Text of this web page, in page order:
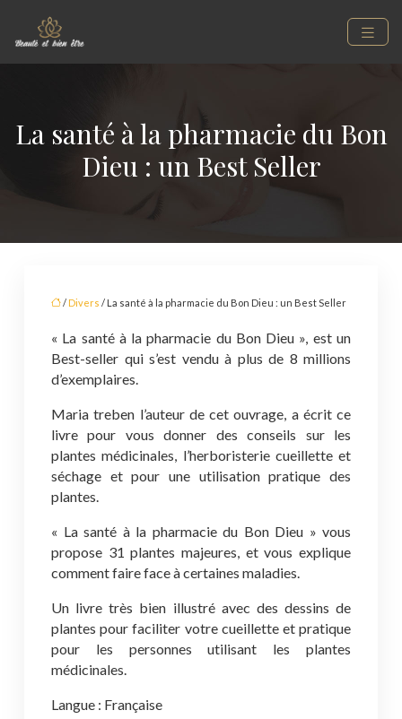
La santé à la pharmacie du Bon
Dieu : un Best Seller
/ Divers / La santé à la pharmacie du Bon Dieu : un Best Seller
« La santé à la pharmacie du Bon Dieu », est un
Best-seller qui s’est vendu à plus de 8 millions
d’exemplaires.
Maria treben l’auteur de cet ouvrage, a écrit ce
livre pour vous donner des conseils sur les
plantes médicinales, l’herboristerie cueillette et
séchage et pour une utilisation pratique des
plantes.
« La santé à la pharmacie du Bon Dieu » vous
propose 31 plantes majeures, et vous explique
comment faire face à certaines maladies.
Un livre très bien illustré avec des dessins de
plantes pour faciliter votre cueillette et pratique
pour les personnes utilisant les plantes
médicinales.
Langue : Française